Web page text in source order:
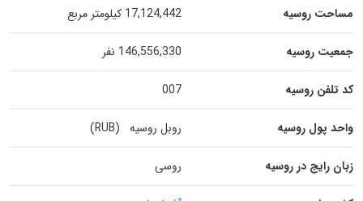
مساحت روسیه 17,124,442 کیلومتر مربع
جمعیت روسیه 146,556,330 نفر
کد تلفن روسیه 007
واحد پول روسیه روبل روسیه (RUB)
زبان رایج در روسیه روسی